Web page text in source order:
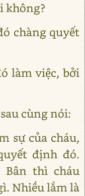
không?
chàng quyết
làm việc, bởi
cùng nói:
sự của cháu,
định đó.
Bân thì cháu
Nhiều lắm là